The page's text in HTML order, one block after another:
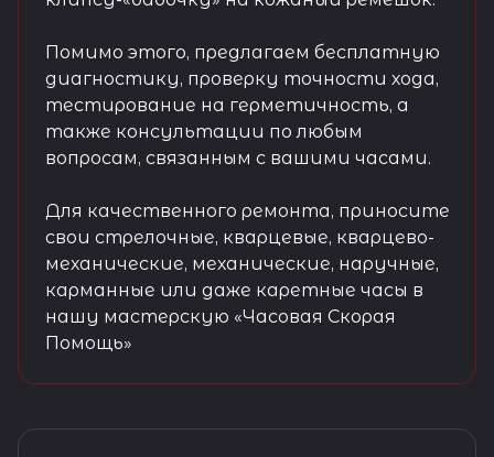
Помимо этого, предлагаем бесплатную
диагностику, проверку точности хода,
тестирование на герметичность, а
также консультации по любым
вопросам, связанным с вашими часами.
Для качественного ремонта, приносите
свои стрелочные, кварцевые, кварцево-
механические, механические, наручные,
карманные или даже каретные часы в
нашу мастерскую «Часовая Скорая
Помощь»